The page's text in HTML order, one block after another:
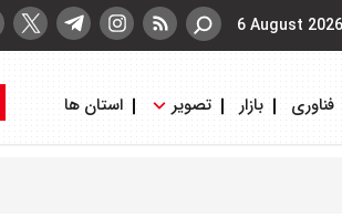
6 August 2026
فناوری بازار تصویر استان ها